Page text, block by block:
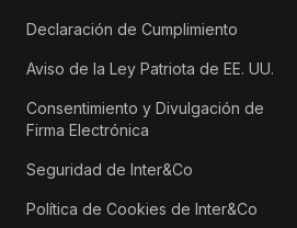
Declaración de Cumplimiento
Aviso de la Ley Patriota de EE. UU.
Consentimiento y Divulgación de
Firma Electrónica
Seguridad de Inter&Co
Política de Cookies de Inter&Co